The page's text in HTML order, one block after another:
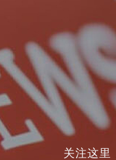
企业风貌
行业新闻
资料下载
自动光学检测设备 ，LED双面检
关注这里